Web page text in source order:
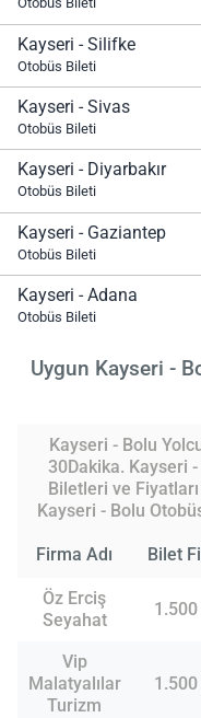
Kayseri - Silifke
Otobüs Bileti
Kayseri - Sivas
Otobüs Bileti
Kayseri - Diyarbakır
Otobüs Bileti
Kayseri - Gaziantep
Otobüs Bileti
Kayseri - Adana
Otobüs Bileti
Uygun Kayseri -
Kayseri - Bolu
30Dakika. Kayseri -
Biletleri ve
Kayseri - Bolu
Firma Adı Bilet
Öz Erciş
Seyahat
Vip
Malatyalılar
Turizm